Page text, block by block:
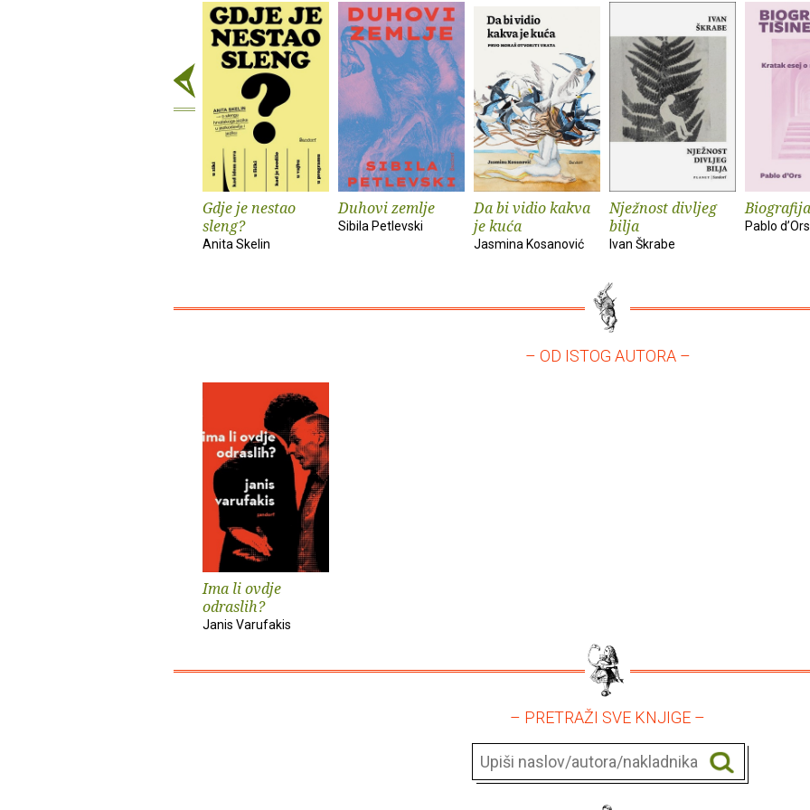
Gdje je nestao
sleng?
Anita Skelin
Duhovi zemlje
Sibila Petlevski
Da bi vidio kakva
je kuća
Jasmina Kosanović
Nježnost divljeg
bilja
Ivan Škrabe
Pablo d’Ors
– OD ISTOG AUTORA –
Ima li ovdje
odraslih?
Janis Varufakis
– PRETRAŽI SVE KNJIGE –